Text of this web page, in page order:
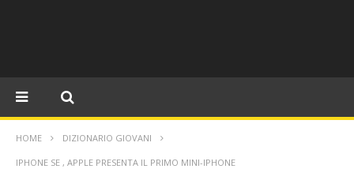
HOME DIZIONARIO GIOVANI
IPHONE SE , APPLE PRESENTA IL PRIMO MINI-IPHONE